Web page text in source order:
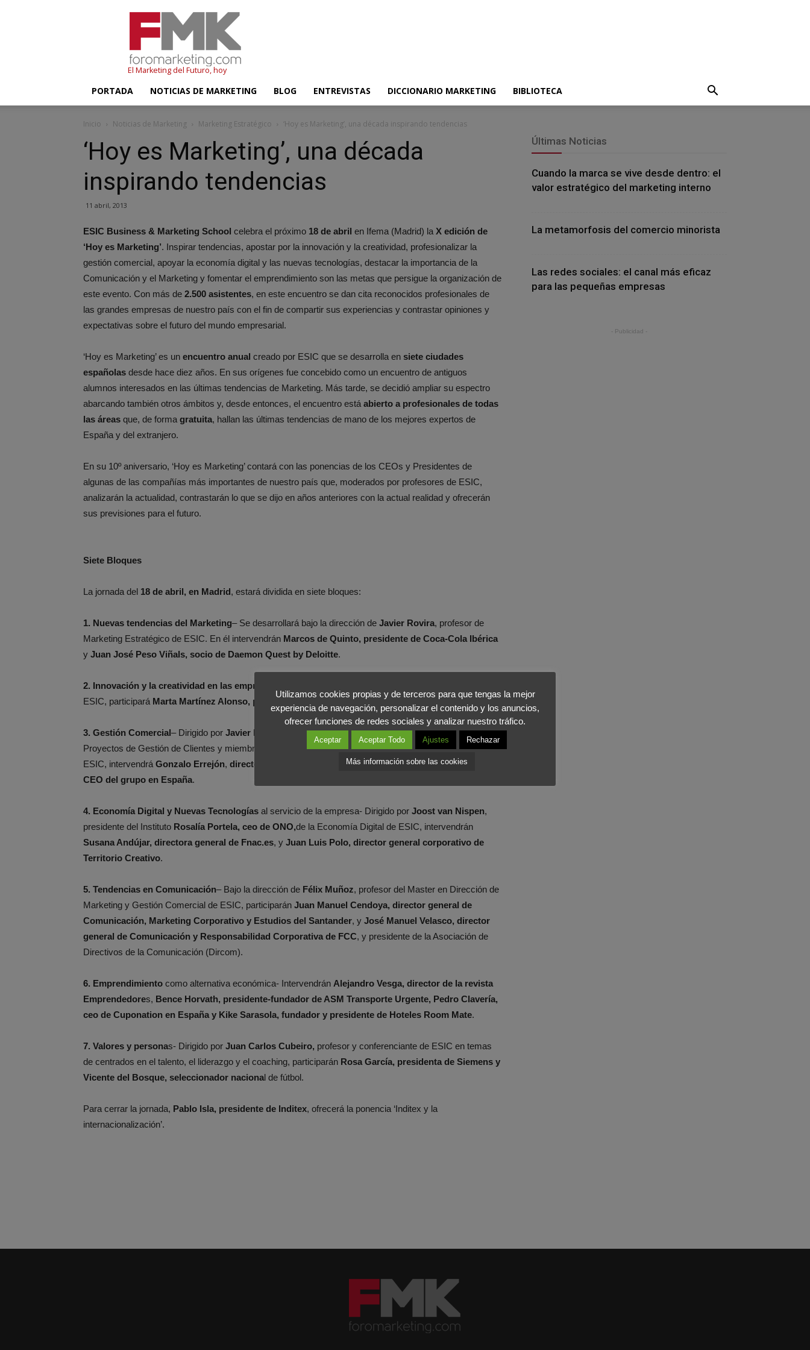
El Marketing del Futuro, hoy
PORTADA NOTICIAS DE MARKETING BLOG ENTREVISTAS DICCIONARIO MARKETING BIBLIOTECA
Inicio Noticias de Marketing Marketing Estratégico ‘Hoy es Marketing’, una década inspirando tendencias
‘Hoy es Marketing’, una década
inspirando tendencias
11 abril, 2013
ESIC Business & Marketing School celebra el próximo 18 de abril en Ifema (Madrid) la X edición de
‘Hoy es Marketing’. Inspirar tendencias, apostar por la innovación y la creatividad, profesionalizar la
gestión comercial, apoyar la economía digital y las nuevas tecnologías, destacar la importancia de la
Comunicación y el Marketing y fomentar el emprendimiento son las metas que persigue la organización de
este evento. Con más de 2.500 asistentes, en este encuentro se dan cita reconocidos profesionales de
las grandes empresas de nuestro país con el fin de compartir sus experiencias y contrastar opiniones y
expectativas sobre el futuro del mundo empresarial.
‘Hoy es Marketing’ es un encuentro anual creado por ESIC que se desarrolla en siete ciudades
españolas desde hace diez años. En sus orígenes fue concebido como un encuentro de antiguos
alumnos interesados en las últimas tendencias de Marketing. Más tarde, se decidió ampliar su espectro
abarcando también otros ámbitos y, desde entonces, el encuentro está abierto a profesionales de todas
las áreas que, de forma gratuita, hallan las últimas tendencias de mano de los mejores expertos de
España y del extranjero.
En su 10º aniversario, ‘Hoy es Marketing’ contará con las ponencias de los CEOs y Presidentes de
algunas de las compañías más importantes de nuestro país que, moderados por profesores de ESIC,
analizarán la actualidad, contrastarán lo que se dijo en años anteriores con la actual realidad y ofrecerán
sus previsiones para el futuro.
Siete Bloques
La jornada del 18 de abril, en Madrid, estará dividida en siete bloques:
1. Nuevas tendencias del Marketing– Se desarrollará bajo la dirección de Javier Rovira, profesor de
Marketing Estratégico de ESIC. En él intervendrán Marcos de Quinto, presidente de Coca-Cola Ibérica
y Juan José Peso Viñals, socio de Daemon Quest by Deloitte.
2. Innovación y la creatividad en las empresas
ESIC, participará Marta Martínez Alonso, presidenta de IBM España, Portugal, Grecia e Israel
3. Gestión Comercial– Dirigido por Javier Molina
, profesor coordinador técnico de los Programas y
Proyectos de Gestión de Clientes y miembro del Consejo y Comité Asesor de la Escuela de Ventas de
ESIC, intervendrá Gonzalo Errejón, director Mundial de Marketing y Compras del Grupo REXEL y
CEO del grupo en España.
4. Economía Digital y Nuevas Tecnologías al servicio de la empresa- Dirigido por Joost van Nispen,
presidente del Instituto Rosalía Portela, ceo de ONO,de la Economía Digital de ESIC, intervendrán
Susana Andújar, directora general de Fnac.es, y Juan Luis Polo, director general corporativo de
Territorio Creativo.
5. Tendencias en Comunicación– Bajo la dirección de Félix Muñoz, profesor del Master en Dirección de
Marketing y Gestión Comercial de ESIC, participarán Juan Manuel Cendoya, director general de
Comunicación, Marketing Corporativo y Estudios del Santander, y José Manuel Velasco, director
general de Comunicación y Responsabilidad Corporativa de FCC, y presidente de la Asociación de
Directivos de la Comunicación (Dircom).
6. Emprendimiento como alternativa económica- Intervendrán Alejandro Vesga, director de la revista
Emprendedores, Bence Horvath, presidente-fundador de ASM Transporte Urgente, Pedro Clavería,
ceo de Cuponation en España y Kike Sarasola, fundador y presidente de Hoteles Room Mate.
7. Valores y personas- Dirigido por Juan Carlos Cubeiro, profesor y conferenciante de ESIC en temas
de centrados en el talento, el liderazgo y el coaching, participarán Rosa García, presidenta de Siemens y
Vicente del Bosque, seleccionador nacional de fútbol.
Para cerrar la jornada, Pablo Isla, presidente de Inditex, ofrecerá la ponencia ‘Inditex y la
internacionalización’.
Últimas Noticias
Cuando la marca se vive desde dentro: el
valor estratégico del marketing interno
La metamorfosis del comercio minorista
Las redes sociales: el canal más eficaz
para las pequeñas empresas
- Publicidad -
Utilizamos cookies propias y de terceros para que tengas la mejor
experiencia de navegación, personalizar el contenido y los anuncios,
ofrecer funciones de redes sociales y analizar nuestro tráfico.
Aceptar Aceptar Todo Ajustes Rechazar
Más información sobre las cookies